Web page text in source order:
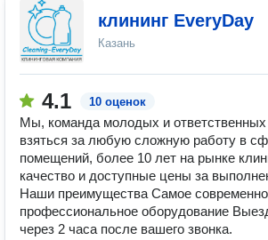
клининг EveryDay
Казань
4.1 10 оценок
Мы, команда молодых и
взяться за любую сложную работу в
помещений, более 10 лет на рынке
качество и доступные цены за
Наши преимущества Самое
профессиональное оборудование
через 2 часа после вашего звонка.